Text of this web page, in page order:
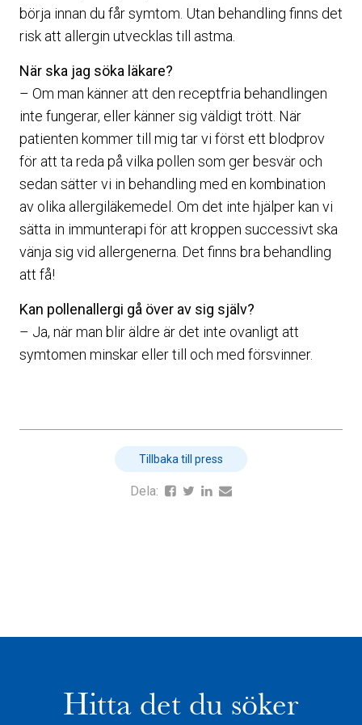
börja innan du får symtom. Utan behandling finns det
risk att allergin utvecklas till astma.
När ska jag söka läkare?
– Om man känner att den receptfria behandlingen
inte fungerar, eller känner sig väldigt trött. När
patienten kommer till mig tar vi först ett blodprov
för att ta reda på vilka pollen som ger besvär och
sedan sätter vi in behandling med en kombination
av olika allergiläkemedel. Om det inte hjälper kan vi
sätta in immunterapi för att kroppen successivt ska
vänja sig vid allergenerna. Det finns bra behandling
att få!
Kan pollenallergi gå över av sig själv?
– Ja, när man blir äldre är det inte ovanligt att
symtomen minskar eller till och med försvinner.
Tillbaka till press
Dela:
Hitta det du söker